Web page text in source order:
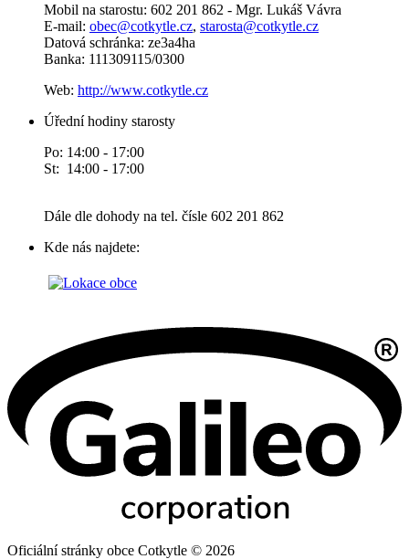
Mobil na starostu: 602 201 862 - Mgr. Lukáš Vávra
E-mail: obec@cotkytle.cz, starosta@cotkytle.cz
Datová schránka: ze3a4ha
Banka: 111309115/0300
Web: http://www.cotkytle.cz
Úřední hodiny starosty
Po: 14:00 - 17:00
St: 14:00 - 17:00
Dále dle dohody na tel. čísle 602 201 862
Kde nás najdete:
Oficiální stránky obce Cotkytle © 2026